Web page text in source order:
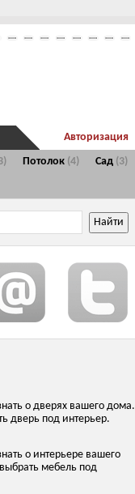
Потолок (4) Сад (3)
Авторизация
о дверях вашего дома.
дверь под интерьер.
о интерьере вашего
мебель под